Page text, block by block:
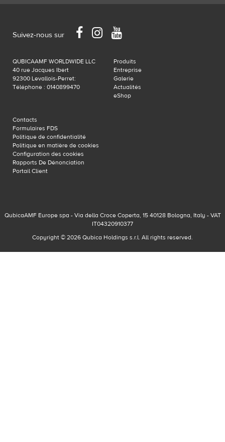
QUBICAAMF WORLDWIDE LLC
40 rue Jacques Ibert
92300 Levallois-Perret:
Téléphone : 0140899470
Produits
Entreprise
Galerie
Actualités
eShop
Contacts
Formulaires FDS
Politique de confidentialité
Politique en matière de cookies
Configuration des cookies
Rapports De Dénonciation
Portail Client
Suivez-nous sur
FacebookInstagram
QubicaAMF Europe spa - Via della Croce Coperta, 15 40128 Bologna, Italy - VAT
IT04320910377
Copyright © 2026 Qubica Holdings s.r.l. All rights reserved.